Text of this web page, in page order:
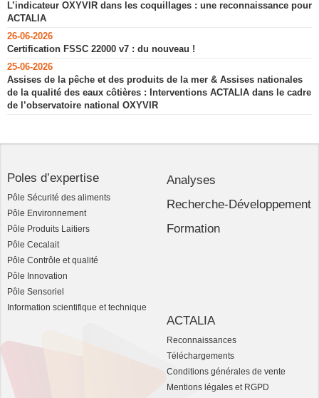
L’indicateur OXYVIR dans les coquillages : une reconnaissance pour
ACTALIA
26-06-2026
Certification FSSC 22000 v7 : du nouveau !
25-06-2026
Assises de la pêche et des produits de la mer & Assises nationales
de la qualité des eaux côtières : Interventions ACTALIA dans le cadre
de l’observatoire national OXYVIR
Poles d’expertise
Pôle Sécurité des aliments
Pôle Environnement
Pôle Produits Laitiers
Pôle Cecalait
Pôle Contrôle et qualité
Pôle Innovation
Pôle Sensoriel
Information scientifique et technique
Analyses
Recherche-Développement
Formation
ACTALIA
Reconnaissances
Téléchargements
Conditions générales de vente
Mentions légales et RGPD